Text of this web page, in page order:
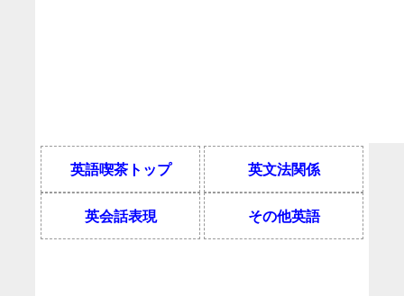
英語喫茶トップ 英文法関係
英会話表現 その他英語